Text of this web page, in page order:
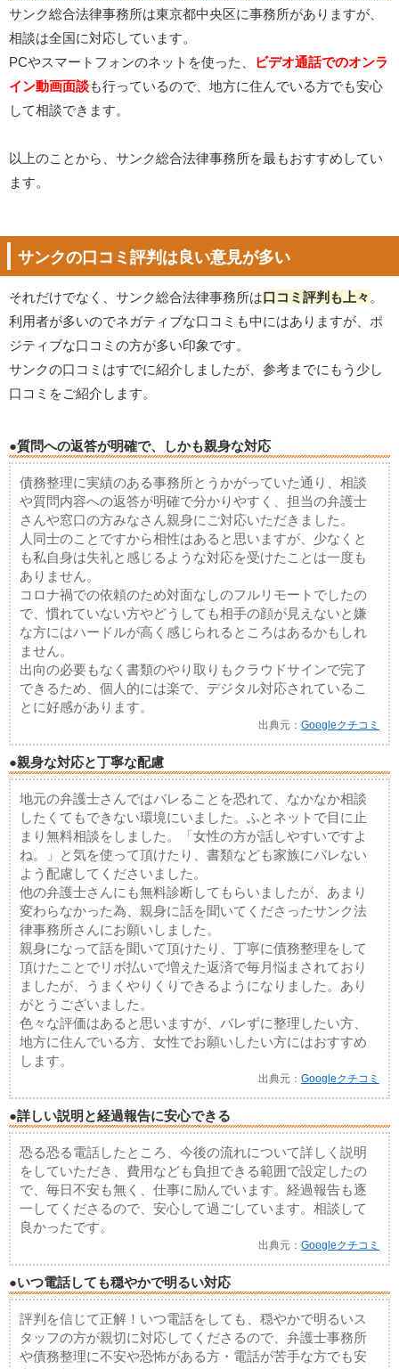
サンク総合法律事務所は東京都中央区に事務所がありますが、
相談は全国に対応しています。
PCやスマートフォンのネットを使った、
ビデオ通話でのオンラ
イン動画面談も行っているので、地方に住んでいる方でも安心
して相談できます。
以上のことから、サンク総合法律事務所を最もおすすめしてい
ます。
サンクの口コミ評判は良い意見が多い
それだけでなく、サンク総合法律事務所は口コミ評判も上々 。
利用者が多いのでネガティブな口コミも中にはありますが、ポ
ジティブな口コミの方が多い印象です。
サンクの口コミはすでに紹介しましたが、参考までにもう少し
口コミをご紹介します。
●質問への返答が明確で、しかも親身な対応
債務整理に実績のある事務所とうかがっていた通り、相談
や質問内容への返答が明確で分かりやすく、担当の弁護士
さんや窓口の方みなさん親身にご対応いただきました。
人同士のことですから相性はあると思いますが、少なくと
も私自身は失礼と感じるような対応を受けたことは一度も
ありません。
コロナ禍での依頼のため対面なしのフルリモートでしたの
で、慣れていない方やどうしても相手の顔が見えないと嫌
な方にはハードルが高く感じられるところはあるかもしれ
ません。
出向の必要もなく書類のやり取りもクラウドサインで完了
できるため、個人的には楽で、デジタル対応されているこ
とに好感があります。
出典元：Googleクチコミ
●親身な対応と丁寧な配慮
地元の弁護士さんではバレることを恐れて、なかなか相談
したくてもできない環境にいました。ふとネットで目に止
まり無料相談をしました。「女性の方が話しやすいですよ
ね。」と気を使って頂けたり、書類なども家族にバレない
よう配慮してくださいました。
他の弁護士さんにも無料診断してもらいましたが、あまり
変わらなかった為、親身に話を聞いてくださったサンク法
律事務所さんにお願いしました。
親身になって話を聞いて頂けたり、丁寧に債務整理をして
頂けたことでリボ払いで増えた返済で毎月悩まされており
ましたが、うまくやりくりできるようになりました。あり
がとうございました。
色々な評価はあると思いますが、バレずに整理したい方、
地方に住んでいる方、女性でお願いしたい方にはおすすめ
します。
出典元：Googleクチコミ
●詳しい説明と経過報告に安心できる
恐る恐る電話したところ、今後の流れについて詳しく説明
をしていただき、費用なども負担できる範囲で設定したの
で、毎日不安も無く、仕事に励んでいます。経過報告も逐
一してくださるので、安心して過ごしています。相談して
良かったです。
出典元：Googleクチコミ
●いつ電話しても穏やかで明るい対応
評判を信じて正解！いつ電話をしても、穏やかで明るいス
タッフの方が親切に対応してくださるので、弁護士事務所
や債務整理に不安や恐怖がある方・電話が苦手な方でも安